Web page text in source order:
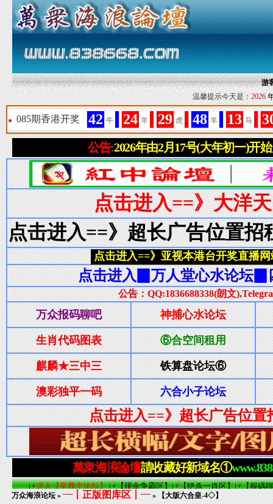
游
温馨提示今天是： 2026
万众海浪论坛 »┈┋正版图库区┋┈» 【大版六合皇-4◇】